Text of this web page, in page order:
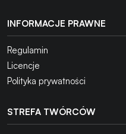
INFORMACJE PRAWNE
Regulamin
Licencje
Polityka prywatności
STREFA TWÓRCÓW